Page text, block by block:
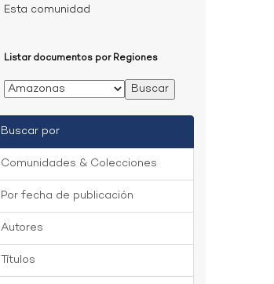
Esta comunidad
Listar documentos por Regiones
Buscar por
Comunidades & Colecciones
Por fecha de publicación
Autores
Títulos